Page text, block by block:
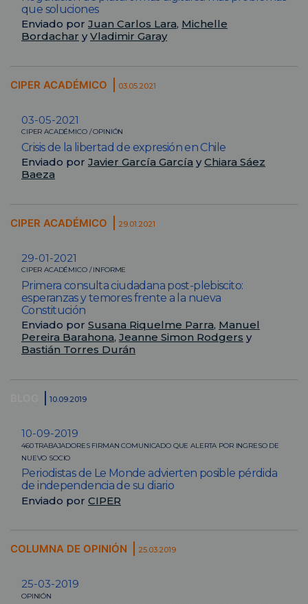
que soluciones
Enviado por Juan Carlos Lara, Michelle
Bordachar yVladimir Garay
CIPER ACADÉMICO 03.05.2021
03-05-2021
CIPER ACADÉMICO / OPINIÓN
Crisis de la libertad de expresión en Chile
Enviado por Javier García García yChiara Sáez
Baeza
CIPER ACADÉMICO 29.01.2021
29-01-2021
CIPER ACADÉMICO / INFORME
Primera consulta ciudadana post-plebiscito:
esperanzas y temores frente a la nueva
Constitución
Enviado por Susana Riquelme Parra, Manuel
Pereira Barahona, Jeanne Simon Rodgers y
Bastián Torres Durán
10.09.2019
10-09-2019
460 TRABAJADORES FIRMAN COMUNICADO QUE ALERTA POR INGRESO DE
NUEVO SOCIO
Periodistas de Le Monde advierten posible pérdida
de independencia de su diario
Enviado por CIPER
COLUMNA DE OPINIÓN 25.03.2019
25-03-2019
OPINIÓN